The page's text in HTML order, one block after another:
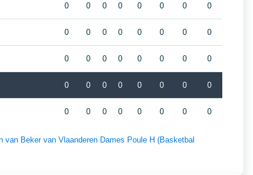
0 0 0 0 0 0 0 0
0 0 0 0 0 0 0 0
0 0 0 0 0 0 0 0
0 0 0 0 0 0 0 0
0 0 0 0 0 0 0 0
van Beker van Vlaanderen Dames Poule H (Basketbal